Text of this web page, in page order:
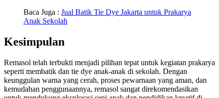
Baca Juga : Jual Batik Tie Dye Jakarta untuk Prakarya
Anak Sekolah
Kesimpulan
Remasol telah terbukti menjadi pilihan tepat untuk kegiatan prakarya
seperti membatik dan tie dye anak-anak di sekolah. Dengan
keunggulan warna yang cerah, proses pewarnaan yang aman, dan
kemudahan penggunaannya, remasol sangat direkomendasikan